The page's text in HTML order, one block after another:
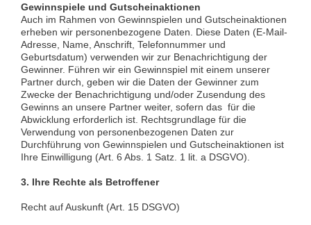
Gewinnspiele und Gutscheinaktionen
Auch im Rahmen von Gewinnspielen und Gutscheinaktionen
erheben wir personenbezogene Daten. Diese Daten (E-Mail-
Adresse, Name, Anschrift, Telefonnummer und
Geburtsdatum) verwenden wir zur Benachrichtigung der
Gewinner. Führen wir ein Gewinnspiel mit einem unserer
Partner durch, geben wir die Daten der Gewinner zum
Zwecke der Benachrichtigung und/oder Zusendung des
Gewinns an unsere Partner weiter, sofern das für die
Abwicklung erforderlich ist. Rechtsgrundlage für die
Verwendung von personenbezogenen Daten zur
Durchführung von Gewinnspielen und Gutscheinaktionen ist
Ihre Einwilligung (Art. 6 Abs. 1 Satz. 1 lit. a DSGVO).
3. Ihre Rechte als Betroffener
Recht auf Auskunft (Art. 15 DSGVO)